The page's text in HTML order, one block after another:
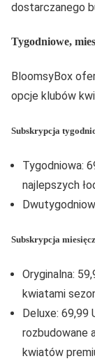
dostarczanego
Tygodniowe,
BloomsyBox
opcje klubów
Subskrypcja
Tygodniowa:
najlepszych
Subskrypcja
Oryginalna:
kwiatami
Deluxe: 69,99
rozbudowane
kwiatów